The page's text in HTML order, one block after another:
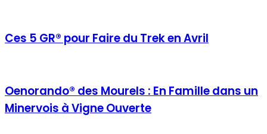
Ces 5 GR® pour Faire du Trek en Avril
Oenorando® des Mourels : En Famille dans un
Minervois à Vigne Ouverte